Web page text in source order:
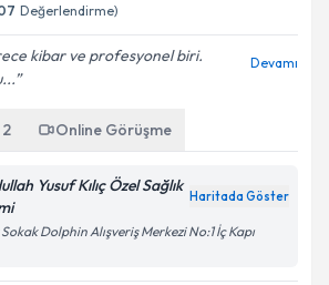
Değerlendirme)
kibar ve profesyonel biri.
Devamı
2 Online Görüşme
Yusuf Kılıç Özel Sağlık
Haritada Göster
Dolphin Alışveriş Merkezi No:1 İç Kapı